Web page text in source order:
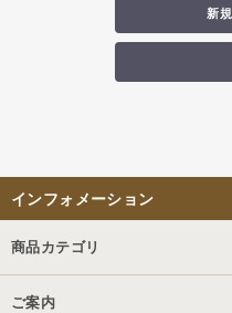
新
インフォメーション
商品カテゴリ
ご案内